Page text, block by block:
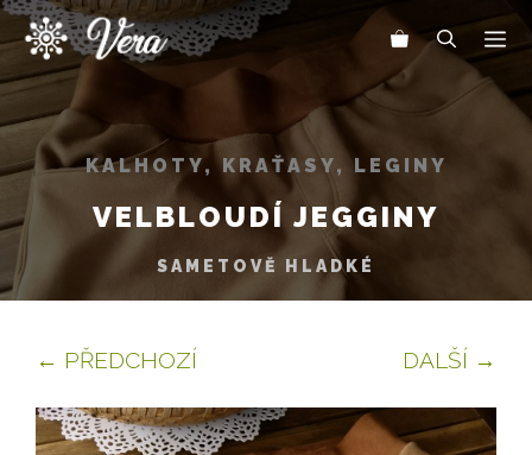
Přeskočit
na
obsah
KALHOTY, KRAŤASY, LEGINY
VELBLOUDÍ JEGGINY
SAMETOVĚ HLADKÉ
← PŘEDCHOZÍ DALŠÍ →